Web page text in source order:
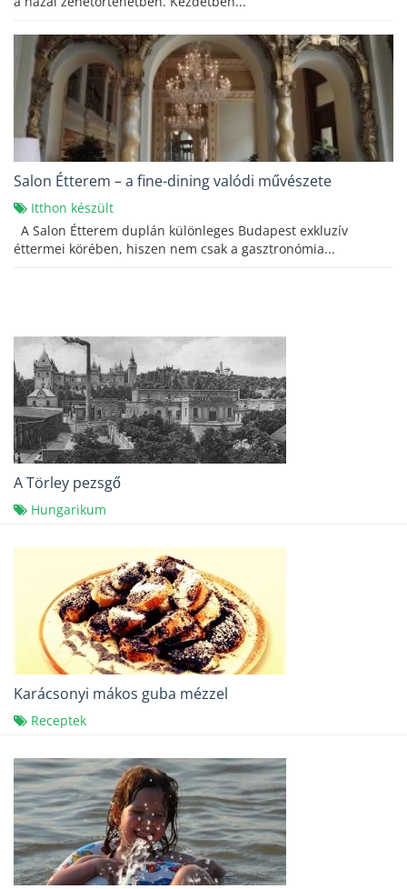
Salon Étterem – a fine-dining valódi művészete
Itthon készült
A Salon Étterem duplán különleges Budapest exkluzív
éttermei körében, hiszen nem csak a gasztronómia...
A Törley pezsgő
Hungarikum
Karácsonyi mákos guba mézzel
Receptek